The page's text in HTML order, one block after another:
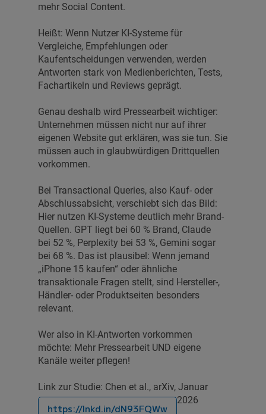
mehr Social Content.
Heißt: Wenn Nutzer KI-Systeme für
Vergleiche, Empfehlungen oder
Kaufentscheidungen verwenden, werden
Antworten stark von Medienberichten, Tests,
Fachartikeln und Reviews geprägt.
Genau deshalb wird Pressearbeit wichtiger:
Unternehmen müssen nicht nur auf ihrer
eigenen Website gut erklären, was sie tun. Sie
müssen auch in glaubwürdigen Drittquellen
vorkommen.
Bei Transactional Queries, also Kauf- oder
Abschlussabsicht, verschiebt sich das Bild:
Hier nutzen KI-Systeme deutlich mehr Brand-
Quellen. GPT liegt bei 60 % Brand, Claude
bei 52 %, Perplexity bei 53 %, Gemini sogar
bei 68 %. Das ist plausibel: Wenn jemand
„iPhone 15 kaufen“ oder ähnliche
transaktionale Fragen stellt, sind Hersteller-,
Händler- oder Produktseiten besonders
relevant.
Wer also in KI-Antworten vorkommen
möchte: Mehr Pressearbeit UND eigene
Kanäle weiter pflegen!
Link zur Studie: Chen et al., arXiv, Januar
2026
https://lnkd.in/dN93FQWw